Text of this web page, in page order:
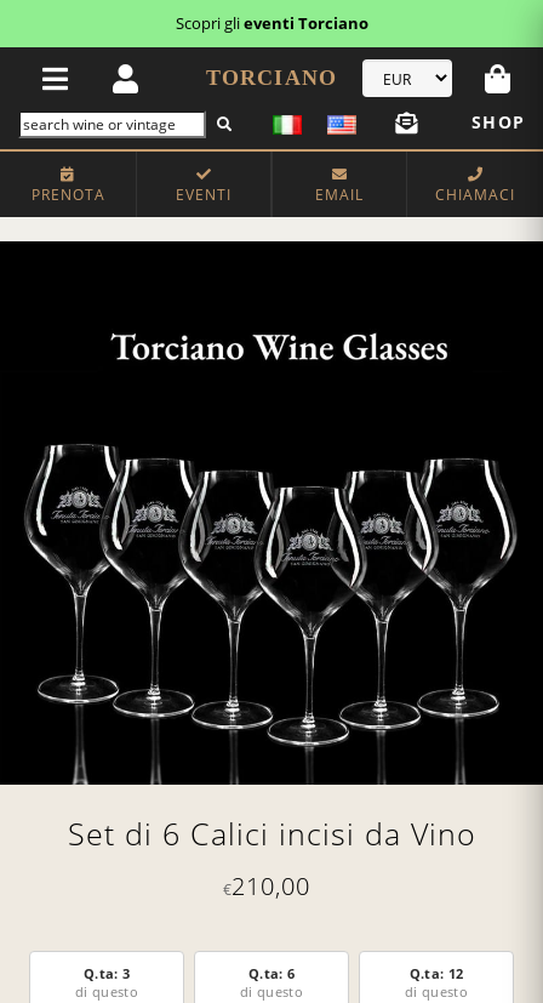
Scopri glieventi Torciano
TORCIANO
SHOP
PRENOTA EVENTI EMAIL CHIAMACI
Set di 6 Calici incisi da Vino
€210,00
Q.ta: 3
di questo
Q.ta: 6
di questo
Q.ta: 12
di questo